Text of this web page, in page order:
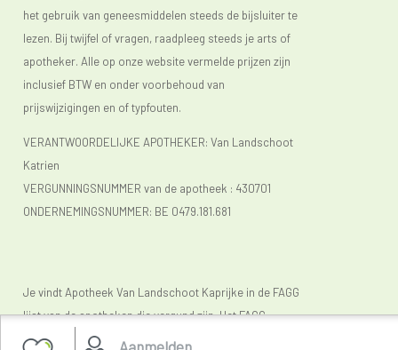
Aanmelden
het gebruik van geneesmiddelen steeds de bijsluiter te
lezen. Bij twijfel of vragen, raadpleeg steeds je arts of
apotheker. Alle op onze website vermelde prijzen zijn
inclusief BTW en onder voorbehoud van
prijswijzigingen en of typfouten.
VERANTWOORDELIJKE APOTHEKER: Van Landschoot
Katrien
VERGUNNINGSNUMMER van de apotheek : 430701
ONDERNEMINGSNUMMER: BE 0479.181.681
Je vindt Apotheek Van Landschoot Kaprijke in de FAGG
lijst van de apotheken die vergund zijn. Het FAGG
(www.fagg.be)controleert de wettelikheid van de